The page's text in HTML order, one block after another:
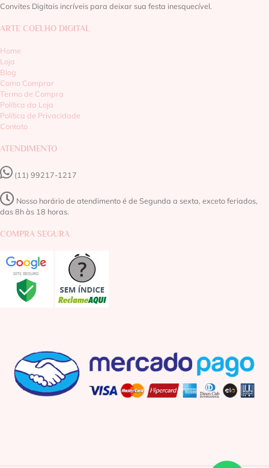
Convites Digitais incríveis para deixar sua festa inesquecível.
ARTE COELHO DIGITAL
Home
Loja
Blog
Como Comprar
Termo de Compra
Política da Loja
Política de Privacidade
Contato
ATENDIMENTO
(11) 99217-1217‬
Nosso horário de atendimento é de Segunda a sexta, exceto feriados,
das 8h às 18 horas.
COMPRA SEGURA